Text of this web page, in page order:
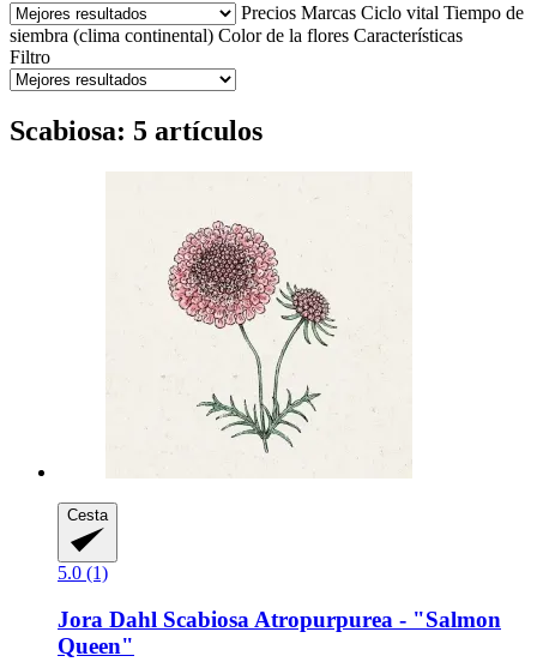
Precios Marcas Ciclo vital Tiempo de
siembra (clima continental) Color de la flores Características
Filtro
Scabiosa: 5 artículos
Cesta
5.0 (1)
Jora Dahl Scabiosa Atropurpurea -​ "Salmon
Queen"